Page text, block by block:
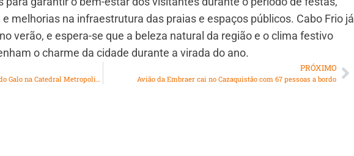
melhorias na infraestrutura das praias e espaços públicos. Cabo Frio já
verão, e espera-se que a beleza natural da região e o clima festivo
o charme da cidade durante a virada do ano.
Saiba como será a celebração da Missa do Galo na Catedral Metropolitana do Rio
PRÓXIMO
Avião da Embraer cai no Cazaquistão com 67 pessoas a bordo